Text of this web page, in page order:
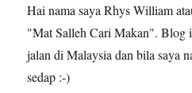
Hai nama saya Rhys William
"Mat Salleh Cari Makan". Blog
jalan di Malaysia dan bila saya
sedap :-)